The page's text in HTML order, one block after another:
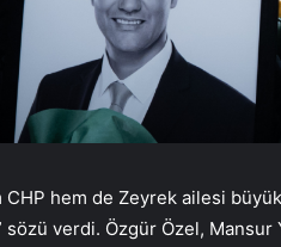
CHP hem de Zeyrek ailesi
sözü verdi. Özgür Özel,